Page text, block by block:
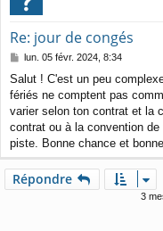
Re: jour de congés
M
s
s
a
g
lun. 05 févr. 2024, 8:34
Salut ! C'est un peu
fériés ne comptent pas
varier selon ton contrat et la
contrat ou à la convention
piste. Bonne chance et
Répondre
3